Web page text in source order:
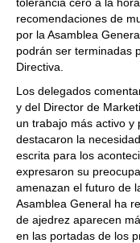
recomendaciones de
por la Asamblea
podrán ser terminadas
Directiva.
Los delegados
y del Director de
un trabajo más activo y
destacaron la
escrita para los
expresaron su
amenazan el futuro de
Asamblea General ha
de ajedrez aparecen
en las portadas de los